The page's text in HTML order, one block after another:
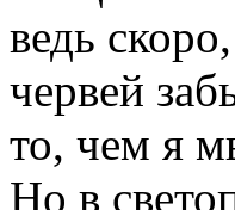
ведь
червей
то, чем я
Но в